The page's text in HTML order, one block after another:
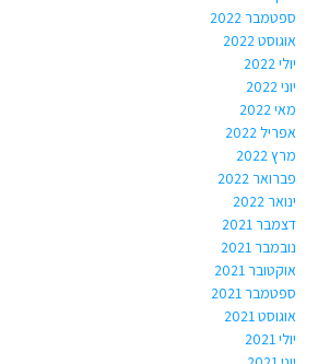
ספטמבר 2022
אוגוסט 2022
יולי 2022
יוני 2022
מאי 2022
אפריל 2022
מרץ 2022
פברואר 2022
ינואר 2022
דצמבר 2021
נובמבר 2021
אוקטובר 2021
ספטמבר 2021
אוגוסט 2021
יולי 2021